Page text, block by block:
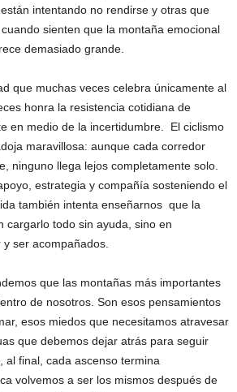
intentando no rendirse y otras que
sienten que la montaña emocional
demasiado grande.
que muchas veces celebra únicamente al
honra la resistencia cotidiana de
en medio de la incertidumbre. El ciclismo
maravillosa: aunque cada corredor
ninguno llega lejos completamente solo.
estrategia y compañía sosteniendo el
también intenta enseñarnos que la
cargarlo todo sin ayuda, sino en
ser acompañados.
que las montañas más importantes
de nosotros. Son esos pensamientos
esos miedos que necesitamos atravesar
que debemos dejar atrás para seguir
al final, cada ascenso termina
volvemos a ser los mismos después de